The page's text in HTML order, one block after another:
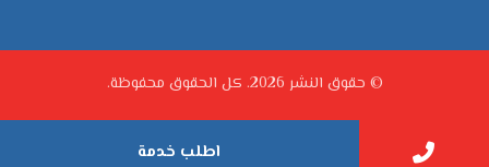
© حقوق النشر 2026. كل الحقوق محفوظة.
اطلب خدمة